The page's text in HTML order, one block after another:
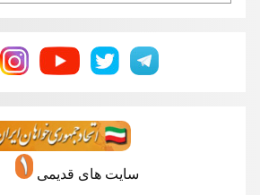
سایت های قدیمی